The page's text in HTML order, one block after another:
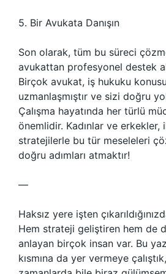
5. Bir Avukata Danışın
Son olarak, tüm bu süreci
avukattan profesyonel destek
Birçok avukat, iş hukuku
uzmanlaşmıştır ve sizi doğru
Çalışma hayatında her türlü
önemlidir. Kadınlar ve erkekler,
stratejilerle bu tür meseleleri
doğru adımları atmaktır!
—
Haksız yere işten
Hem strateji geliştiren hem de
anlayan birçok insan var. Bu
kısmına da yer vermeye